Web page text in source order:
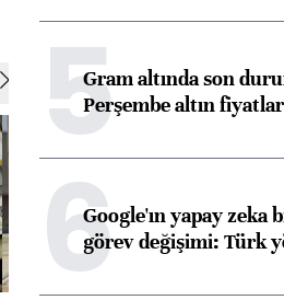
5Gram altında son
Perşembe altın
6Google'ın yapay zeka
görev değişimi: Türk